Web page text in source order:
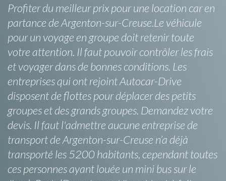
Profiter du meilleur prix pour une location car en
partance de Argenton-sur-Creuse.Le véhicule
pour un voyage en groupe doit retenir toute
votre attention. Il faut pouvoir contrôler les frais
et voyager dans de bonnes conditions. Les
entreprises qui ont rejoint Autocar-Drive
disposent de flottes pour déplacer des petits
groupes et des grands groupes. Demandez votre
devis. Il faut l'admettre aucune entreprise de
transport de Argenton-sur-Creuse n’a déjà
transporté les 5200 habitants, cependant toutes
ces personnes ayant louée un mini bus sur le